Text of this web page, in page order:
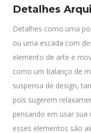
Detalhes
Detalhes como uma
ou uma escada com
elemento de arte e
como um balanço de
suspensa de design,
pois sugerem
pensando em usar
esses elementos são